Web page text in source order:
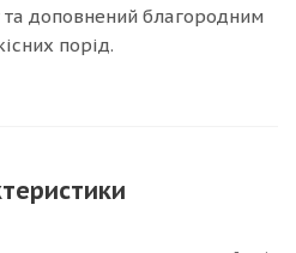
та доповнений благородним
порід.